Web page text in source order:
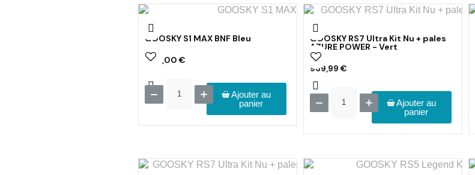
GOOSKY S1 MAX BNF Bleu
209,00 €
Ajouter au
panier
GOOSKY RS7 Ultra Kit Nu + pales
AZURE POWER - Vert
969,99 €
Ajouter au
panier